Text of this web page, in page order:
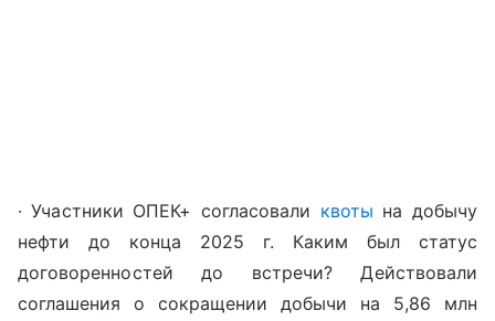
∙ Участники ОПЕК+ согласовали квоты на добычу
нефти до конца 2025 г. Каким был статус
договоренностей до встречи? Действовали
соглашения о сокращении добычи на 5,86 млн